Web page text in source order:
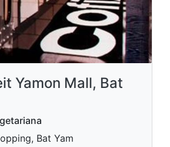
Yamon Mall, Bat
Bat Yam